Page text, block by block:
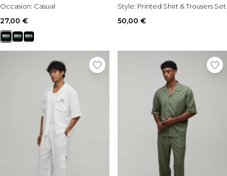
Occasion: Casual
27,00 €
Style: Printed Shirt & Trousers Set
50,00 €